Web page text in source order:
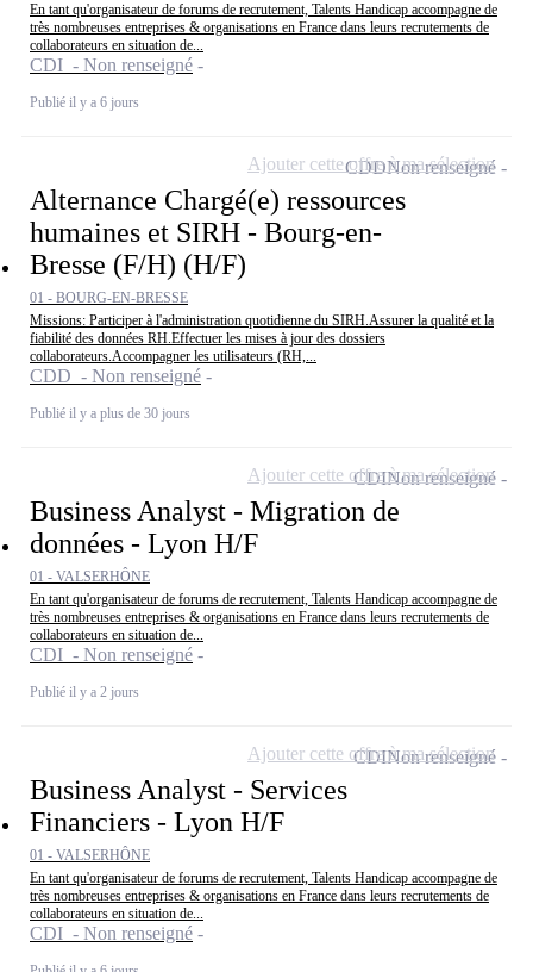
En tant qu'organisateur de forums de recrutement, Talents Handicap accompagne de
très nombreuses entreprises & organisations en France dans leurs recrutements de
collaborateurs en situation de...
CDI - Non renseigné
Publié il y a 6 jours
Alternance Chargé(e) ressources
humaines et SIRH - Bourg-en-
Bresse (F/H) (H/F)
01 - BOURG-EN-BRESSE
Missions: Participer à l'administration quotidienne du SIRH.Assurer la qualité et la
fiabilité des données RH.Effectuer les mises à jour des dossiers
collaborateurs.Accompagner les utilisateurs (RH,...
CDD - Non renseigné
Publié il y a plus de 30 jours
CDDNon renseigné
Ajouter cette offre à ma sélection
Business Analyst - Migration de
données - Lyon H/F
01 - VALSERHÔNE
En tant qu'organisateur de forums de recrutement, Talents Handicap accompagne de
très nombreuses entreprises & organisations en France dans leurs recrutements de
collaborateurs en situation de...
CDI - Non renseigné
Publié il y a 2 jours
CDINon renseigné
Ajouter cette offre à ma sélection
Business Analyst - Services
Financiers - Lyon H/F
01 - VALSERHÔNE
En tant qu'organisateur de forums de recrutement, Talents Handicap accompagne de
très nombreuses entreprises & organisations en France dans leurs recrutements de
collaborateurs en situation de...
CDI - Non renseigné
CDINon renseigné
Ajouter cette offre à ma sélection